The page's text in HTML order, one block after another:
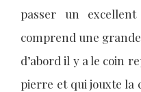
passer un
comprend une
d’abord il y a le coin
pierre et qui jouxte la